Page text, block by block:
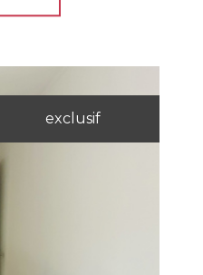
exclusif